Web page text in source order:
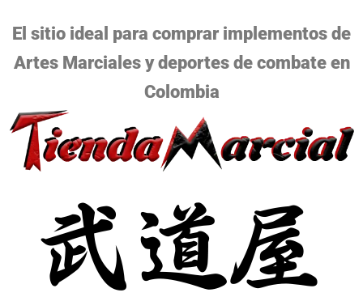
El sitio ideal para comprar implementos de
Artes Marciales y deportes de combate en
Colombia